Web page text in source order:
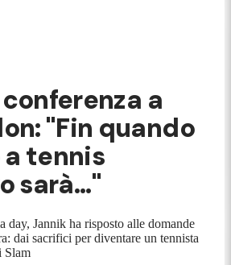
a
"Fin quando
tennis
sarà..."
day, Jannik ha risposto alle domande
dai sacrifici per diventare un tennista
Slam